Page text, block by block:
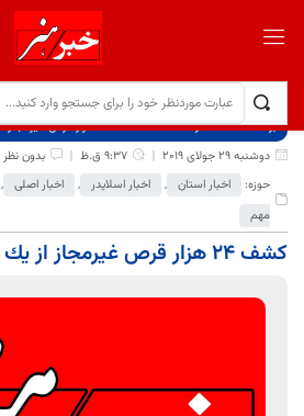
برگ نخست نوشته‌ها
کشف ۲۴ هزار قرص غيرمجاز از يك اتوبوس
دوشنبه 29 جولای 2019
9:37 ق.ظ بدون نظر
حوزه:
اخبار استان , اخبار اسلایدر , اخبار اصلی ,
مهم
کشف ۲۴ هزار قرص غيرمجاز از يك اتوبوس